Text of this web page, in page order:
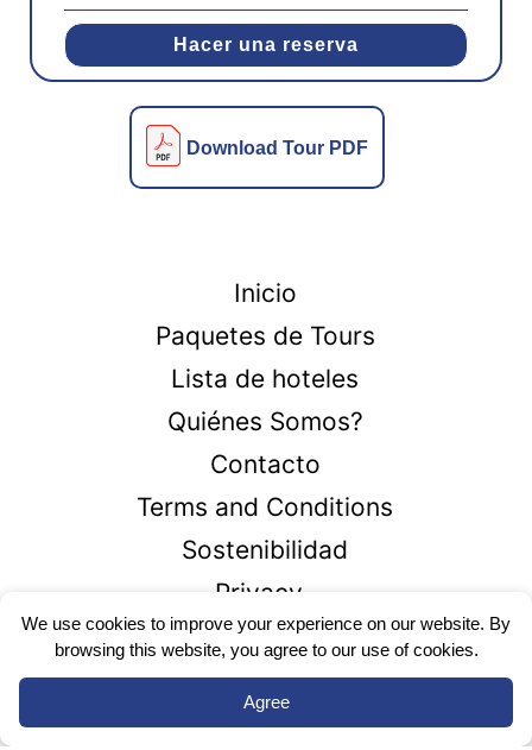
Hacer una reserva
Download Tour PDF
Inicio
Paquetes de Tours
Lista de hoteles
Quiénes Somos?
Contacto
Terms and Conditions
Sostenibilidad
Privacy
+1866-426-2336
We use cookies to improve your experience on our website. By
browsing this website, you agree to our use of cookies.
Agree